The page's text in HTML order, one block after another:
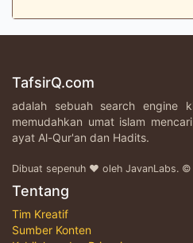
TafsirQ.com
adalah sebuah search engine
memudahkan umat islam
ayat Al-Qur'an dan Hadits.
Dibuat sepenuh ♥ oleh JavanLabs.
Tentang
Tim Kreatif
Sumber Konten